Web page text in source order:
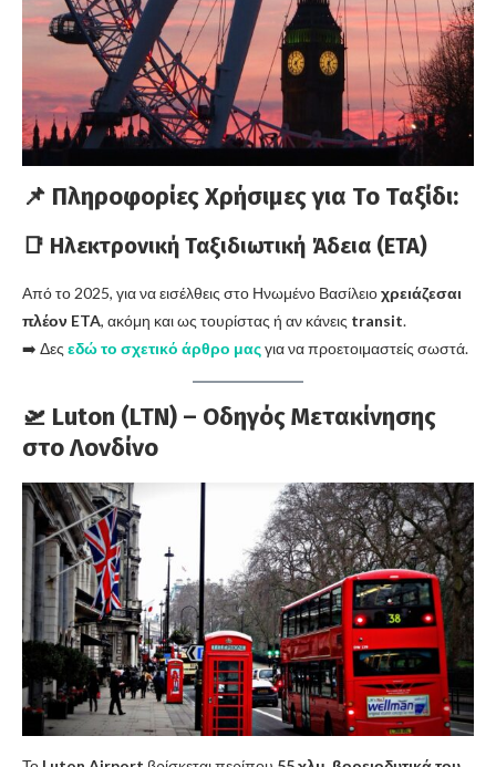
📌 Πληροφορίες Χρήσιμες για Το Ταξίδι:
📑 Ηλεκτρονική Ταξιδιωτική Άδεια (ETA)
Από το 2025, για να εισέλθεις στο Ηνωμένο Βασίλειοχρειάζεσαι
πλέον ETA, ακόμη και ως τουρίστας ή αν κάνεις transit.
➡️ Δες εδώ το σχετικό άρθρο μαςγια να προετοιμαστείς σωστά.
🛫 Luton (LTN) – Οδηγός Μετακίνησης
στο Λονδίνο